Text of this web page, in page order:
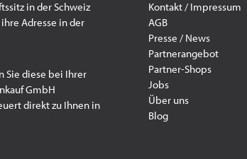
in der Schweiz
Adresse in der
Sie diese bei Ihrer
GmbH
direkt zu Ihnen in
Kontakt / Impressum
AGB
Presse / News
Partnerangebot
Partner-Shops
Jobs
Über uns
Blog